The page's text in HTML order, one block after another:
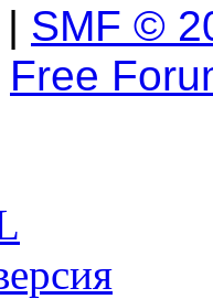
| SMF ©
Free